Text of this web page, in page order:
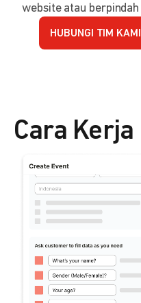
website atau
HUBUNGI TIM KAMI
Cara Kerja